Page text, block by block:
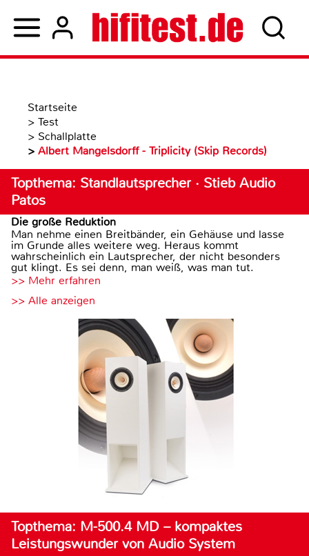
Startseite
> Test
> Schallplatte
> Albert Mangelsdorff - Triplicity (Skip Records)
Topthema: Standlautsprecher · Stieb Audio
Patos
Die große Reduktion
Man nehme einen Breitbänder, ein Gehäuse und lasse
im Grunde alles weitere weg. Heraus kommt
wahrscheinlich ein Lautsprecher, der nicht besonders
gut klingt. Es sei denn, man weiß, was man tut.
>> Mehr erfahren
>> Alle anzeigen
Topthema: M-500.4 MD – kompaktes
Leistungswunder von Audio System